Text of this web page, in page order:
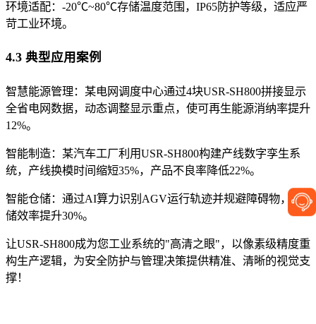
环境适配：-20℃~80℃存储温度范围，IP65防护等级，适应严
苛工业环境。
4.3 典型应用案例
智慧能源管理：某电网调度中心通过4块USR-SH800拼接显示
全省电网数据，动态调整显示重点，使可再生能源消纳率提升
12%。
智能制造：某汽车工厂利用USR-SH800构建产线数字孪生系
统，产线换模时间缩短35%，产品不良率降低22%。
智能仓储：通过AI算力识别AGV运行轨迹并规避障碍物，仓
储效率提升30%。
让USR-SH800成为您工业系统的"高清之眼"，以像素级精度重
构生产逻辑，为安全防护与管理决策提供精准、清晰的视觉支
撑！